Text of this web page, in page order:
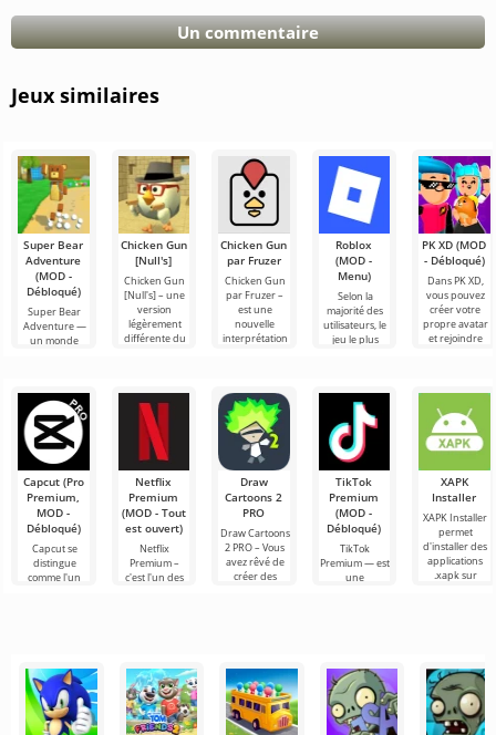
Un commentaire
Jeux similaires
Super Bear
Adventure
(MOD -
Débloqué)
Super Bear
Adventure —
un monde
découvriront
des aventures
3D
Chicken Gun
[Null's]
Chicken Gun
[Null's] – une
version
légèrement
différente du
Chicken Gun
par Fruzer
Chicken Gun
par Fruzer –
est une
nouvelle
interprétation
pour
Roblox
(MOD -
Menu)
Selon la
majorité des
utilisateurs, le
jeu le plus
Roblox. Ce
PK XD (MOD
- Débloqué)
Dans PK XD,
vous pouvez
créer votre
propre avatar
et rejoindre
Capcut (Pro
Premium,
MOD -
Débloqué)
Capcut se
distingue
comme l'un
Netflix
Premium
(MOD - Tout
est ouvert)
Netflix
Premium –
c'est l'un des
Draw
Cartoons 2
PRO
Draw Cartoons
2 PRO – Vous
avez rêvé de
créer des
TikTok
Premium
(MOD -
Débloqué)
TikTok
Premium — est
une
XAPK
Installer
XAPK Installer
permet
d'installer des
applications
.xapk sur